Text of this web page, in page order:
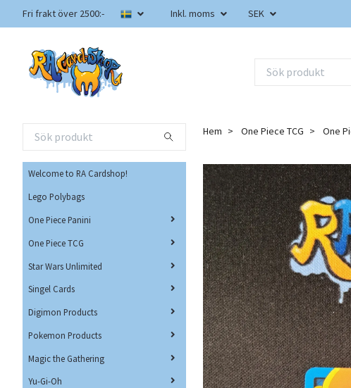
Fri frakt över 2500:- Inkl. moms SEK
Welcome to RA Cardshop!
Lego Polybags
One Piece Panini
One Piece TCG
Star Wars Unlimited
Singel Cards
Digimon Products
Pokemon Products
Magic the Gathering
Yu-Gi-Oh
Hem One Piece TCG One